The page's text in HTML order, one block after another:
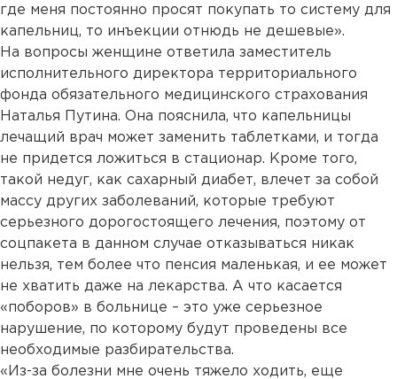
где меня постоянно просят покупать то систему для
капельниц, то инъекции отнюдь не дешевые».
На вопросы женщине ответила заместитель
исполнительного директора территориального
фонда обязательного медицинского страхования
Наталья Путина. Она пояснила, что капельницы
лечащий врач может заменить таблетками, и тогда
не придется ложиться в стационар. Кроме того,
такой недуг, как сахарный диабет, влечет за собой
массу других заболеваний, которые требуют
серьезного дорогостоящего лечения, поэтому от
соцпакета в данном случае отказываться никак
нельзя, тем более что пенсия маленькая, и ее может
не хватить даже на лекарства. А что касается
«поборов» в больнице – это уже серьезное
нарушение, по которому будут проведены все
необходимые разбирательства.
«Из-за болезни мне очень тяжело ходить, еще